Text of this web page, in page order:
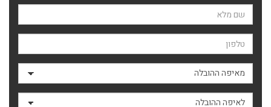
שם השולח
טלפון
מאיפה ההובלה
לאיפה ההובלה